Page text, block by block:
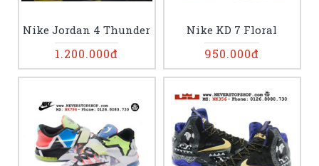
Nike Jordan 4 Thunder
1.200.000đ
Nike KD 7 Floral
950.000đ